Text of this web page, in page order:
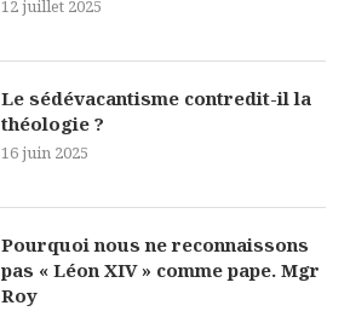
12 juillet 2025
Le sédévacantisme contredit-il la
théologie ?
16 juin 2025
Pourquoi nous ne reconnaissons
pas « Léon XIV » comme pape. Mgr
Roy